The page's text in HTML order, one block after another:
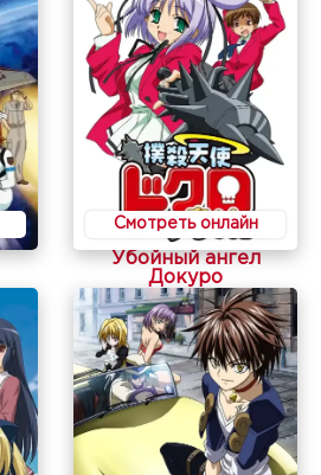
Смотреть онлайн
Убойный ангел
Докуро